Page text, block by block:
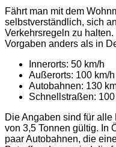
Fährt man mit dem
selbstverständlich, sich
Verkehrsregeln zu
Vorgaben anders als in
Innerorts: 50 km/h
Außerorts: 100 km/h
Autobahnen: 130
Schnellstraßen: 100
Die Angaben sind für
von 3,5 Tonnen gültig. In
paar Autobahnen, die